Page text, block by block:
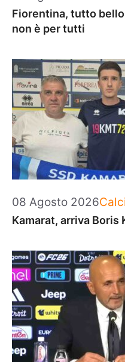
Fiorentina, tutto
non è per tutti
08 Agosto 2026
Kamarat, arriva Boris